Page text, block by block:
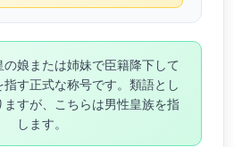
の娘または姉妹で臣籍降下して
す正式な称号です。類語とし
すが、こちらは男性皇族を指
します。